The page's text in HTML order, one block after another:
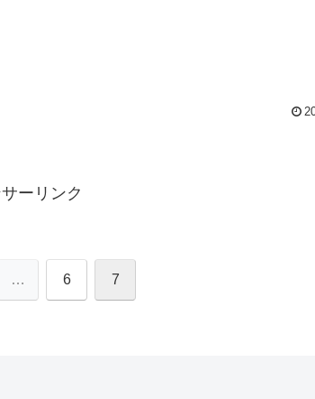
ーリンク
… 6 7